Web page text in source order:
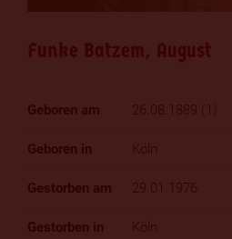
Funke Batzem, August
26.08.1889 (1)
Köln
29.01.1976
Köln